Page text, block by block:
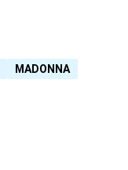
MADONNA